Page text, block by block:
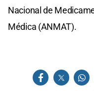
Nacional de
Médica (ANMAT).